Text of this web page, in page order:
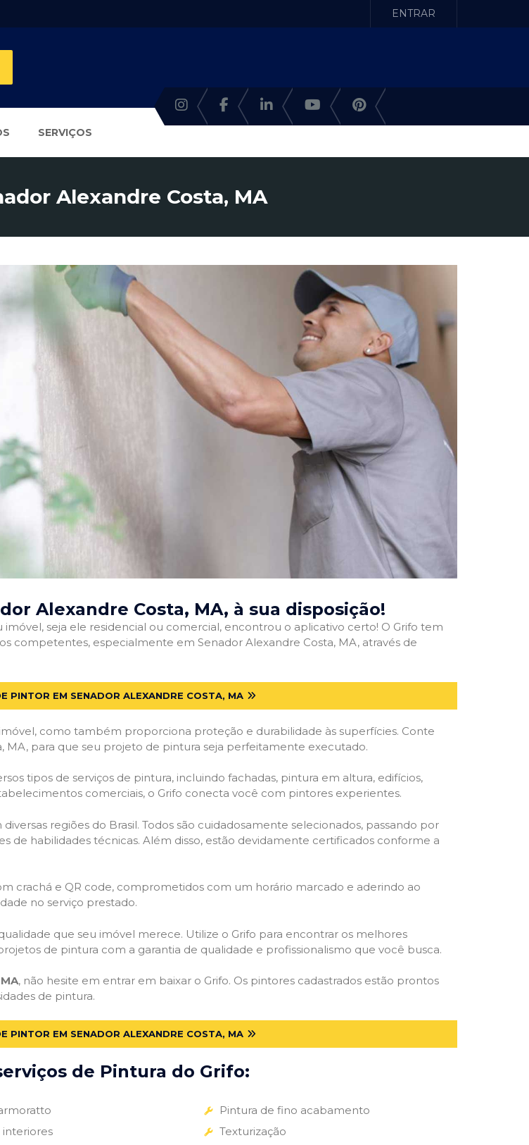
ENTRAR
SERVIÇOS
Alexandre Costa, MA
Alexandre Costa, MA, à sua disposição!
imóvel, seja ele residencial ou comercial, encontrou o aplicativo certo! O Grifo tem
competentes, especialmente em Senador Alexandre Costa, MA, através de
PINTOR EM SENADOR ALEXANDRE COSTA, MA
como também proporciona proteção e durabilidade às superfícies. Conte
MA, para que seu projeto de pintura seja perfeitamente executado.
tipos de serviços de pintura, incluindo fachadas, pintura em altura, edifícios,
comerciais, o Grifo conecta você com pintores experientes.
regiões do Brasil. Todos são cuidadosamente selecionados, passando por
de habilidades técnicas. Além disso, estão devidamente certificados conforme a
crachá e QR code, comprometidos com um horário marcado e aderindo ao
no serviço prestado.
que seu imóvel merece. Utilize o Grifo para encontrar os melhores
de pintura com a garantia de qualidade e profissionalismo que você busca.
, não hesite em entrar em baixar o Grifo. Os pintores cadastrados estão prontos
de pintura.
PINTOR EM SENADOR ALEXANDRE COSTA, MA
de Pintura do Grifo:
interiores
Pintura de fino acabamento
Texturização